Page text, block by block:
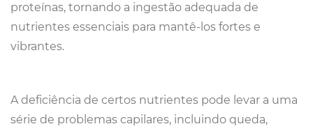
proteínas, tornando a ingestão adequada de
nutrientes essenciais para mantê-los fortes e
vibrantes.
A deficiência de certos nutrientes pode levar a uma
série de problemas capilares, incluindo queda,